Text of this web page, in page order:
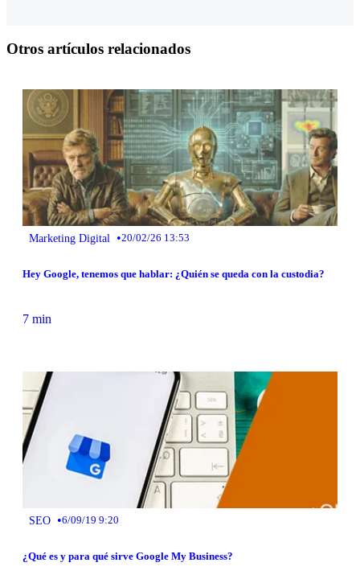
Otros artículos relacionados
Marketing Digital •20/02/26 13:53
Hey Google, tenemos que hablar: ¿Quién se queda con la custodia?
7 min
SEO •6/09/19 9:20
¿Qué es y para qué sirve Google My Business?